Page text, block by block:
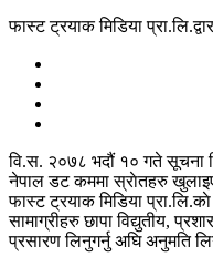
फास्ट ट्रयाक मिडिया
वि.स. २०७८ भदौं १० गते सूचना
नेपाल डट कममा स्राेतहरु
फास्ट ट्रयाक मिडिया
सामाग्रीहरु छापा विद्युतीय,
प्रसारण लिनुगर्नु अघि अनुमति